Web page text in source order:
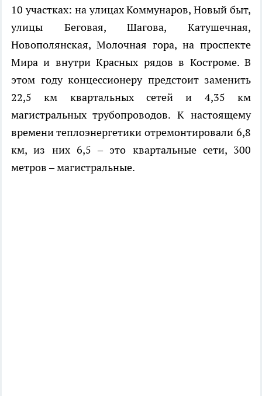
10 участках: на улицах Коммунаров, Новый быт,
улицы Беговая, Шагова, Катушечная,
Новополянская, Молочная гора, на проспекте
Мира и внутри Красных рядов в Костроме. В
этом году концессионеру предстоит заменить
22,5 км квартальных сетей и 4,35 км
магистральных трубопроводов. К настоящему
времени теплоэнергетики отремонтировали 6,8
км, из них 6,5 – это квартальные сети, 300
метров – магистральные.